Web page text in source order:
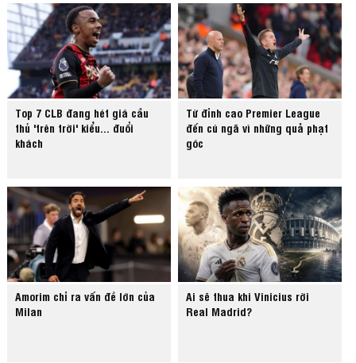
Top 7 CLB đang hét giá cầu
thủ 'trên trời' kiểu... đuổi
khách
Từ đỉnh cao Premier League
đến cú ngã vì những quả phạt
góc
Amorim chỉ ra vấn đề lớn của
Milan
Ai sẽ thua khi Vinicius rời
Real Madrid?